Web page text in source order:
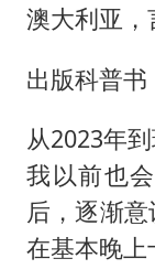
澳大利亚
出版科普书
从2023年
我以前也
后，逐渐
在基本晚上